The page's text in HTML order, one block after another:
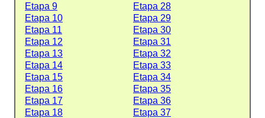
Etapa 9
Etapa 28
Etapa 10
Etapa 29
Etapa 11
Etapa 30
Etapa 12
Etapa 31
Etapa 13
Etapa 32
Etapa 14
Etapa 33
Etapa 15
Etapa 34
Etapa 16
Etapa 35
Etapa 17
Etapa 36
Etapa 18
Etapa 37